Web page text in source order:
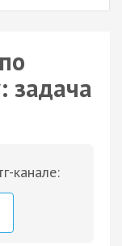
задача
канале: